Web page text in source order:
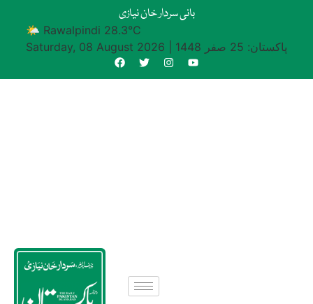
بانی سردار خان نیازی
🌤 Rawalpindi 28.3°C
Saturday, 08 August 2026
پاکستان: 25 صفر 1448